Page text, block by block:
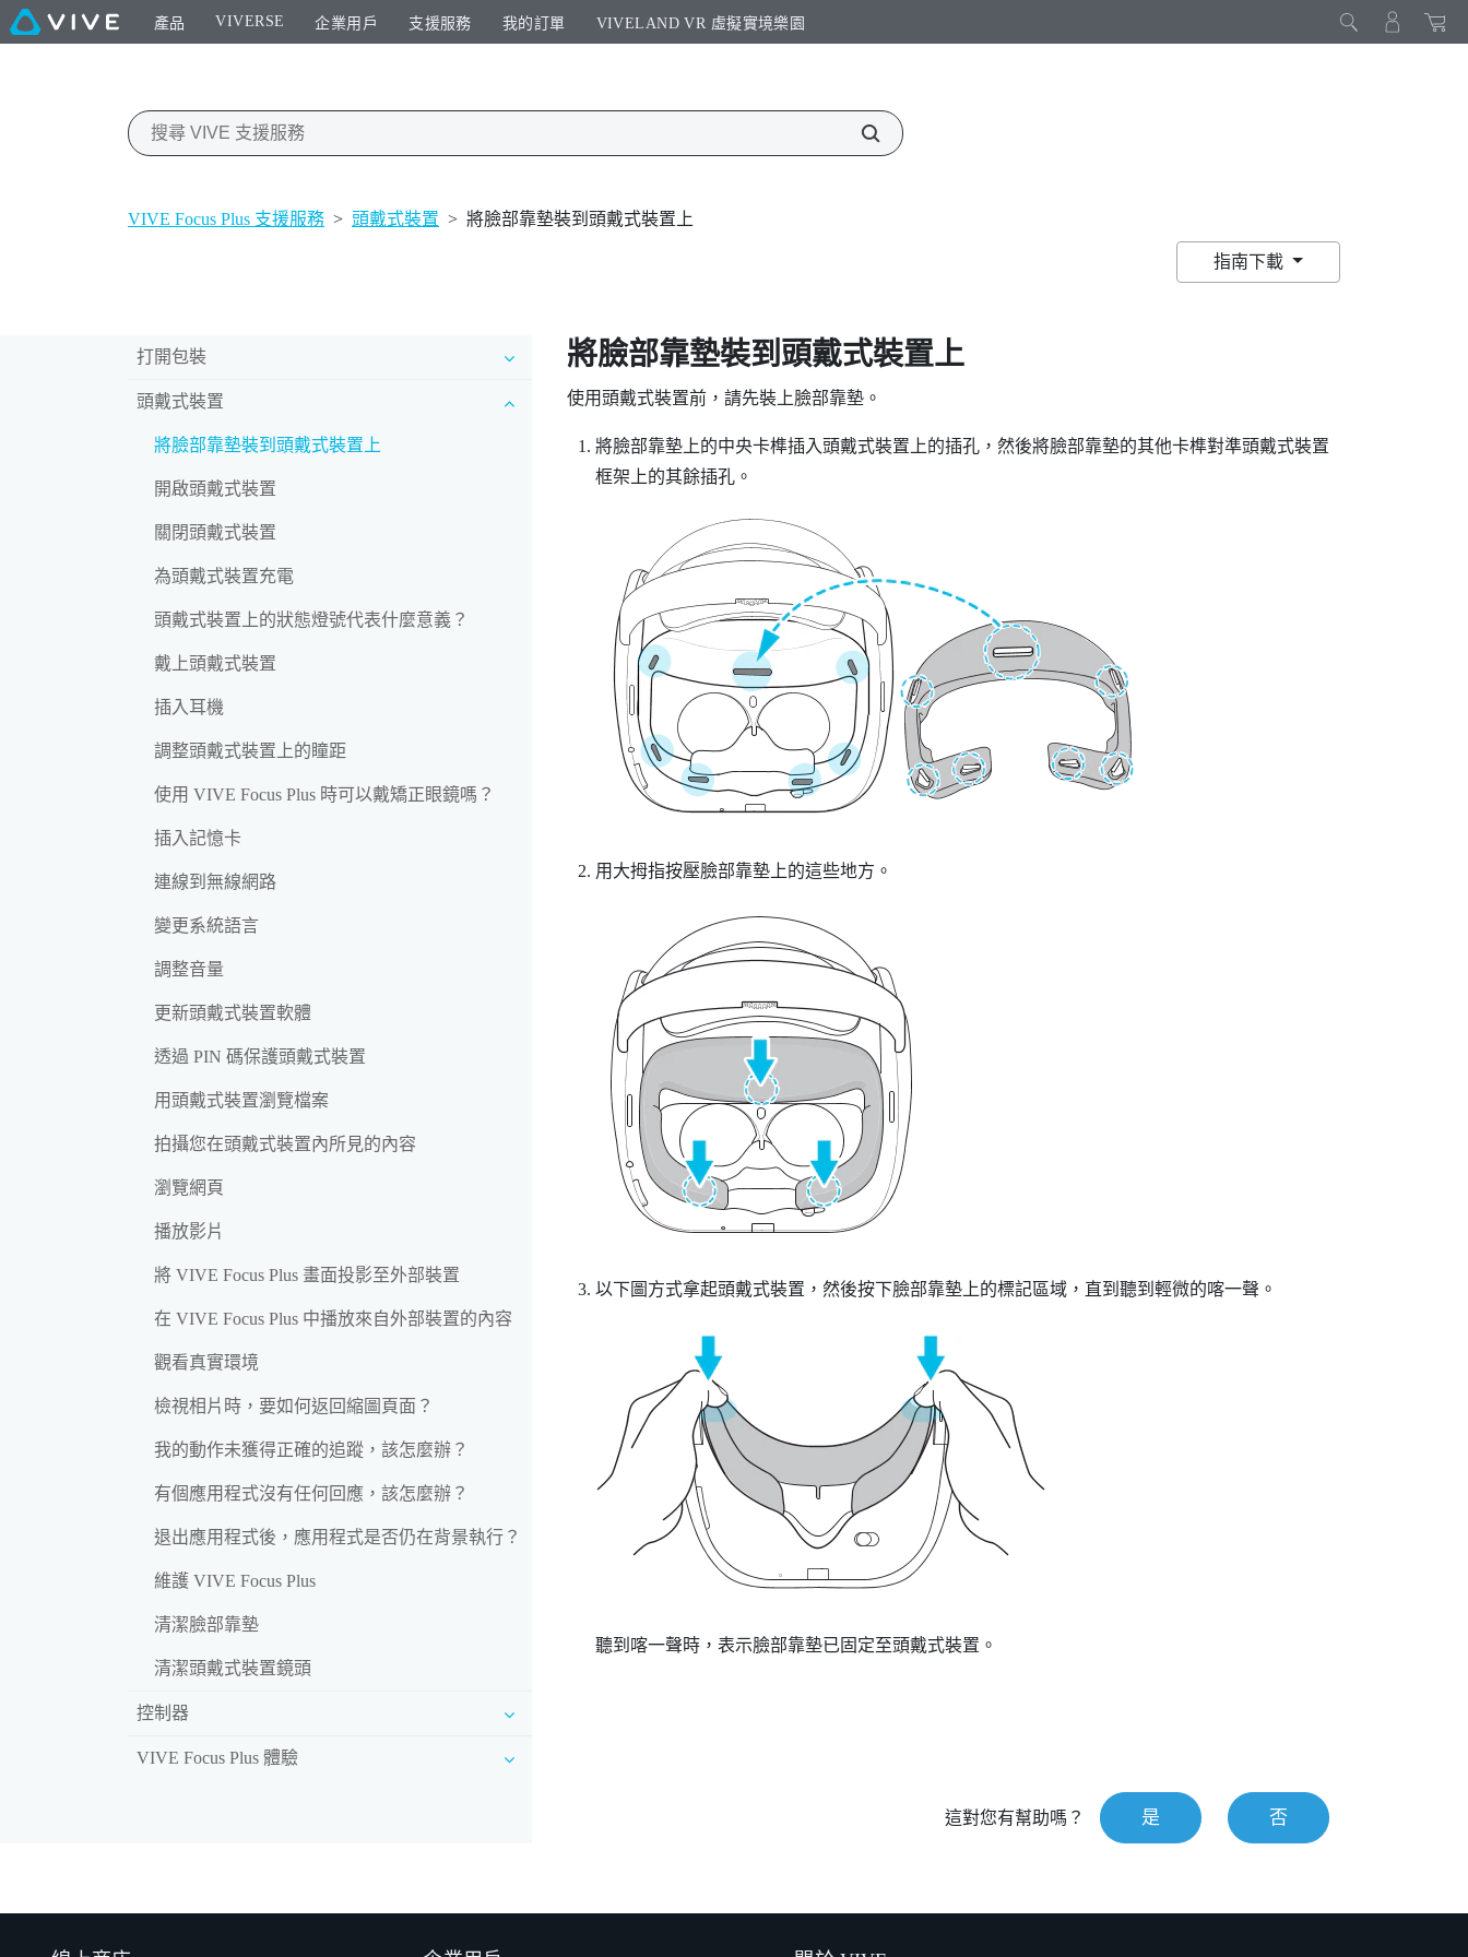
產品 VIVERSE 企業用戶 支援服務 我的訂單 VIVELAND VR 虛擬實境樂園​
VIVE Focus Plus 支援服務 > 頭戴式裝置 > 將臉部靠墊裝到頭戴式裝置上
指南下載
打開包裝
頭戴式裝置
將臉部靠墊裝到頭戴式裝置上
開啟頭戴式裝置
關閉頭戴式裝置
為頭戴式裝置充電
頭戴式裝置上的狀態燈號代表什麼意義？
戴上頭戴式裝置
插入耳機
調整頭戴式裝置上的瞳距
使用 VIVE Focus Plus 時可以戴矯正眼鏡嗎？
插入記憶卡
連線到無線網路
變更系統語言
調整音量
更新頭戴式裝置軟體
透過 PIN 碼保護頭戴式裝置
用頭戴式裝置瀏覽檔案
拍攝您在頭戴式裝置內所見的內容
瀏覽網頁
播放影片
將 VIVE Focus Plus 畫面投影至外部裝置
在 VIVE Focus Plus 中播放來自外部裝置的內容
觀看真實環境
檢視相片時，要如何返回縮圖頁面？
我的動作未獲得正確的追蹤，該怎麼辦？
有個應用程式沒有任何回應，該怎麼辦？
退出應用程式後，應用程式是否仍在背景執行？
維護 VIVE Focus Plus
清潔臉部靠墊
清潔頭戴式裝置鏡頭
控制器
VIVE Focus Plus 體驗
將臉部靠墊裝到頭戴式裝置上
使用頭戴式裝置前，請先裝上臉部靠墊。
將臉部靠墊上的中央卡榫插入頭戴式裝置上的插孔，然後將臉部靠墊的其他卡榫對準頭戴式裝置
框架上的其餘插孔。
用大拇指按壓臉部靠墊上的這些地方。
以下圖方式拿起頭戴式裝置，然後按下臉部靠墊上的標記區域，直到聽到輕微的喀一聲。
聽到喀一聲時，表示臉部靠墊已固定至頭戴式裝置。
這對您有幫助嗎？ 是 否